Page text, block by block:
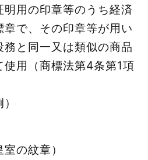
用の印章等のうち経済
で、その印章等が用い
務と同一又は類似の商品
使用（商標法第4条第1項
の紋章）